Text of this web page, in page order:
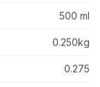
500 ml
0.250kg
0.275